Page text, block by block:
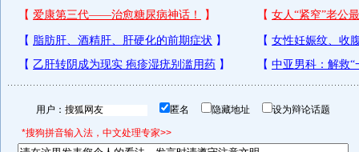
用户： 匿名 隐藏地址 设为辩论话题
*搜狗拼音输入法，中文处理专家>>